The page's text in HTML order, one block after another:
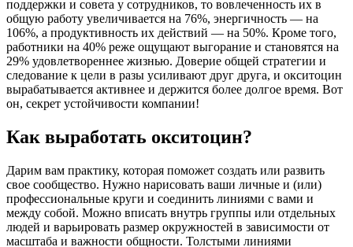
поддержки и совета у сотрудников, то вовлеченность их в
общую работу увеличивается на 76%, энергичность — на
106%, а продуктивность их действий — на 50%. Кроме того,
работники на 40% реже ощущают выгорание и становятся на
29% удовлетвореннее жизнью. Доверие общей стратегии и
следование к цели в разы усиливают друг друга, и окситоцин
вырабатывается активнее и держится более долгое время. Вот
он, секрет устойчивости компании!
Как выработать окситоцин?
Дарим вам практику, которая поможет создать или развить
свое сообщество. Нужно нарисовать ваши личные и (или)
профессиональные круги и соединить линиями с вами и
между собой. Можно вписать внутрь группы или отдельных
людей и варьировать размер окружностей в зависимости от
масштаба и важности общности. Толстыми линиями